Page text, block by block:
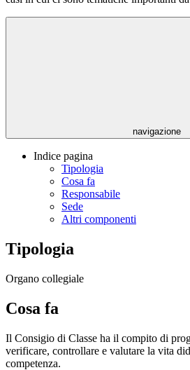
navigazione
Indice pagina
Tipologia
Cosa fa
Responsabile
Sede
Altri componenti
Tipologia
Organo collegiale
Cosa fa
Il Consigio di Classe ha il compito di
verificare, controllare e valutare la vita
competenza.